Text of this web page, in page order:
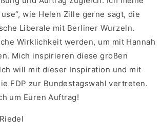
wie Helen Zille gerne sagt, die
Liberale mit Berliner Wurzeln.
Wirklichkeit werden, um mit Hannah
Mich inspirieren diese großen
will mit dieser Inspiration und mit
FDP zur Bundestagswahl vertreten.
um Euren Auftrag!